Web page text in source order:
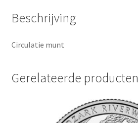
Beschrijving
Circulatie munt
Gerelateerde producten